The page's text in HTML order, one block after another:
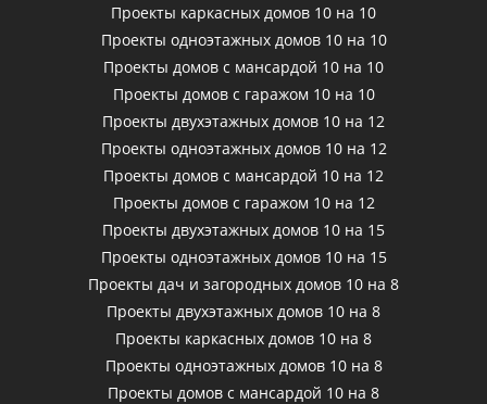
Проекты каркасных домов 10 на 10
Проекты одноэтажных домов 10 на 10
Проекты домов с мансардой 10 на 10
Проекты домов с гаражом 10 на 10
Проекты двухэтажных домов 10 на 12
Проекты одноэтажных домов 10 на 12
Проекты домов с мансардой 10 на 12
Проекты домов с гаражом 10 на 12
Проекты двухэтажных домов 10 на 15
Проекты одноэтажных домов 10 на 15
Проекты дач и загородных домов 10 на 8
Проекты двухэтажных домов 10 на 8
Проекты каркасных домов 10 на 8
Проекты одноэтажных домов 10 на 8
Проекты домов с мансардой 10 на 8